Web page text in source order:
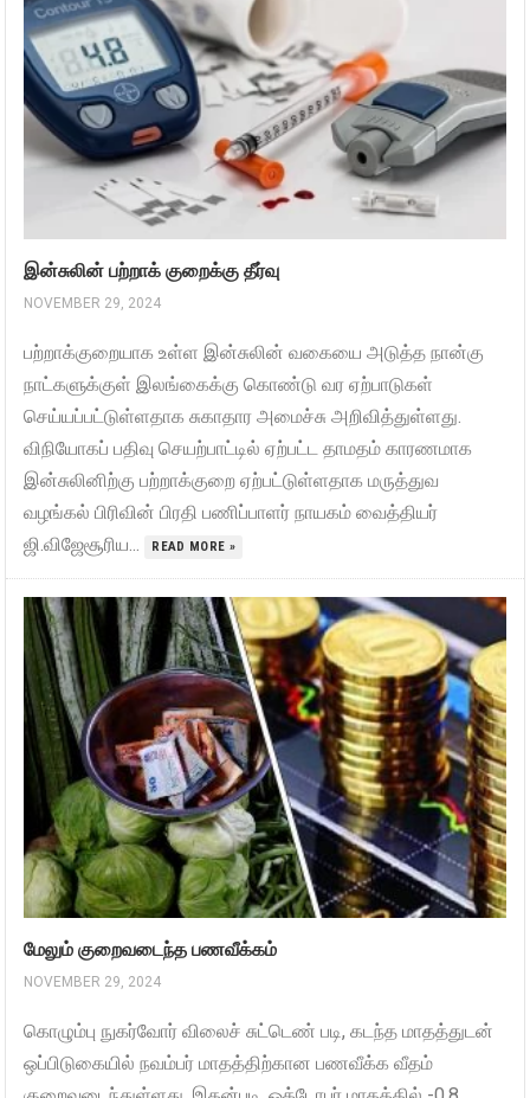
இன்சுலின் பற்றாக் குறைக்கு தீர்வு
NOVEMBER 29, 2024
பற்றாக்குறையாக உள்ள இன்சுலின் வகையை அடுத்த நான்கு
நாட்களுக்குள் இலங்கைக்கு கொண்டு வர ஏற்பாடுகள்
செய்யப்பட்டுள்ளதாக சுகாதார அமைச்சு அறிவித்துள்ளது.
விநியோகப் பதிவு செயற்பாட்டில் ஏற்பட்ட தாமதம் காரணமாக
இன்சுலினிற்கு பற்றாக்குறை ஏற்பட்டுள்ளதாக மருத்துவ
வழங்கல் பிரிவின் பிரதி பணிப்பாளர் நாயகம் வைத்தியர்
ஜி.விஜேசூரிய...
READ MORE »
மேலும் குறைவடைந்த பணவீக்கம்
NOVEMBER 29, 2024
கொழும்பு நுகர்வோர் விலைச் சுட்டெண் படி, கடந்த மாதத்துடன்
ஒப்பிடுகையில் நவம்பர் மாதத்திற்கான பணவீக்க வீதம்